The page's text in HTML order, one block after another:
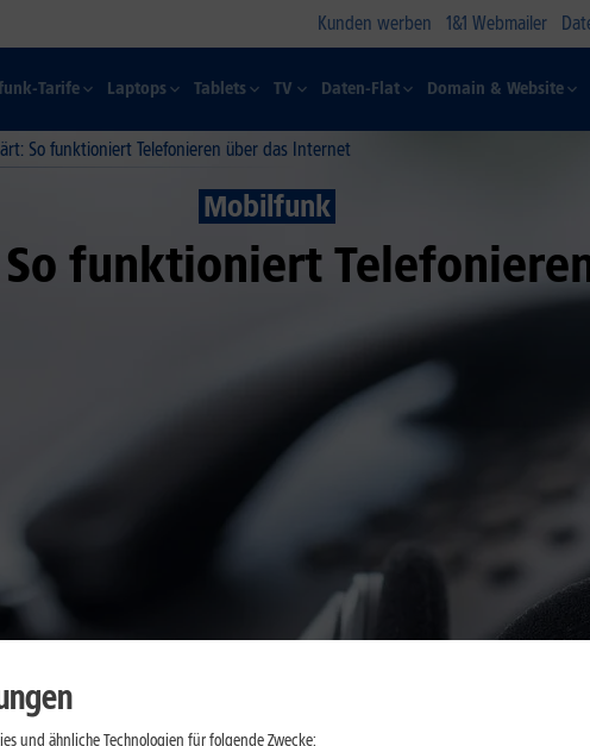
Kunden werben 1&1 Webmailer
Tarife Laptops Tablets TV Daten-Flat Domain & Website
So funktioniert Telefonieren über das Internet
Mobilfunk
funktioniert
und ähnliche Technologien für folgende Zwecke: